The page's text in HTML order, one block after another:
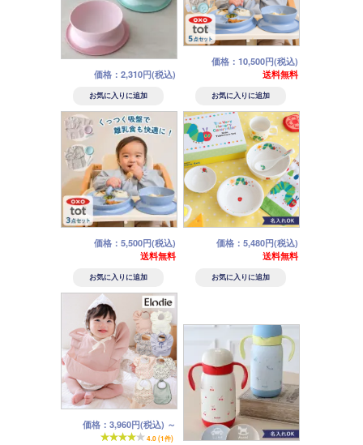
価格：2,310円(税込)
価格：10,500円(税込)
送料無料
価格：5,500円(税込)
送料無料
価格：5,480円(税込)
送料無料
価格：3,960円(税込) ～
4.0 (1件)